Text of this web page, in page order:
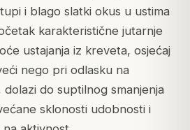
i blago slatki okus u ustima
karakteristične jutarnje
ustajanja iz kreveta, osjećaj
nego pri odlasku na
do suptilnog smanjenja
sklonosti udobnosti i